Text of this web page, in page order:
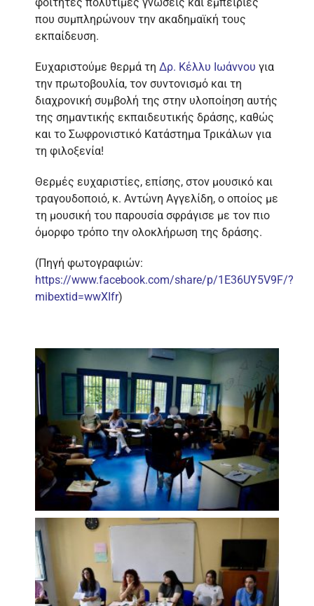
φοιτητές πολύτιμες γνώσεις και εμπειρίες
που συμπληρώνουν την ακαδημαϊκή τους
εκπαίδευση.
Ευχαριστούμε θερμά τη Δρ. Κέλλυ Ιωάννου για
την πρωτοβουλία, τον συντονισμό και τη
διαχρονική συμβολή της στην υλοποίηση αυτής
της σημαντικής εκπαιδευτικής δράσης, καθώς
και το Σωφρονιστικό Κατάστημα Τρικάλων για
τη φιλοξενία!
Θερμές ευχαριστίες, επίσης, στον μουσικό και
τραγουδοποιό, κ. Αντώνη Αγγελίδη, ο οποίος με
τη μουσική του παρουσία σφράγισε με τον πιο
όμορφο τρόπο την ολοκλήρωση της δράσης.
(Πηγή φωτογραφιών:
https://www.facebook.com/share/p/1E36UY5V9F/?
mibextid=wwXIfr)